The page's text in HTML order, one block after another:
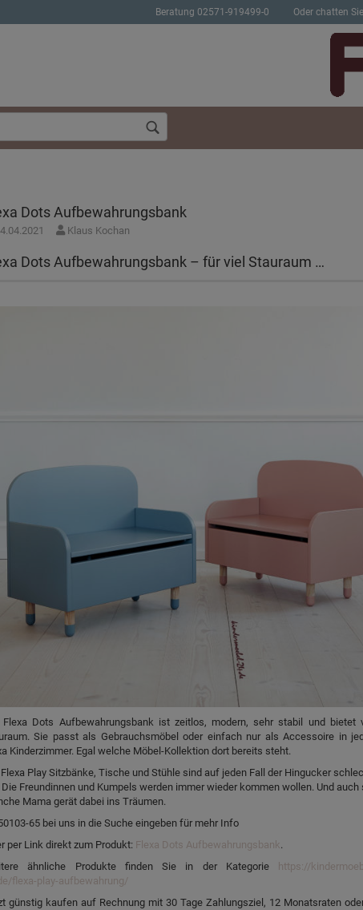
Beratung 02571-919499-0 Oder chatten
Dots Aufbewahrungsbank
Klaus Kochan
Dots Aufbewahrungsbank – für viel Stauraum …
Flexa Dots Aufbewahrungsbank ist zeitlos, modern, sehr stabil und bietet
Sie passt als Gebrauchsmöbel oder einfach nur als Accessoire in
Kinderzimmer. Egal welche Möbel-Kollektion dort bereits steht.
Play Sitzbänke, Tische und Stühle sind auf jeden Fall der Hingucker
Die Freundinnen und Kumpels werden immer wieder kommen wollen. Und auch
Mama gerät dabei ins Träumen.
65 bei uns in die Suche eingeben für mehr Info
per Link direkt zum Produkt: Flexa Dots Aufbewahrungsbank.
ähnliche Produkte finden Sie in der Kategorie
https://
flexa-play-aufbewahrung/
günstig kaufen auf Rechnung mit 30 Tage Zahlungsziel, 12 Monatsraten